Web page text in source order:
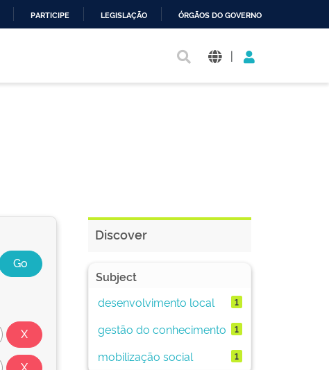
PARTICIPE LEGISLAÇÃO ÓRGÃOS DO GOVERNO
|
Discover
Subject
desenvolvimento local
1
gestão do conhecimento 1
mobilização social 1